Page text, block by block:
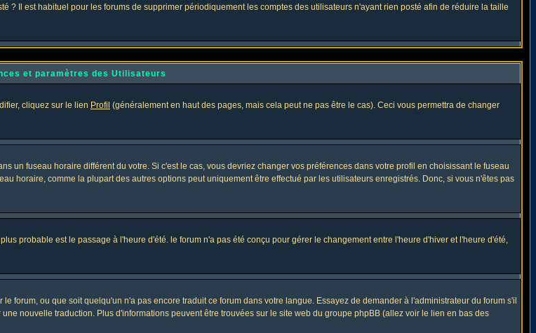
? Il est habituel pour les forums de supprimer périodiquement les comptes des utilisateurs n'ayant rien posté afin de réduire la taille
et paramètres des Utilisateurs
cliquez sur le lien Profil (généralement en haut des pages, mais cela peut ne pas être le cas). Ceci vous permettra de changer
un fuseau horaire différent du votre. Si c'est le cas, vous devriez changer vos préférences dans votre profil en choisissant le fuseau
horaire, comme la plupart des autres options peut uniquement être effectué par les utilisateurs enregistrés. Donc, si vous n'êtes pas
probable est le passage à l'heure d'été. le forum n'a pas été conçu pour gérer le changement entre l'heure d'hiver et l'heure d'été,
forum, ou que soit quelqu'un n'a pas encore traduit ce forum dans votre langue. Essayez de demander à l'administrateur du forum s'il
nouvelle traduction. Plus d'informations peuvent être trouvées sur le site web du groupe phpBB (allez voir le lien en bas des